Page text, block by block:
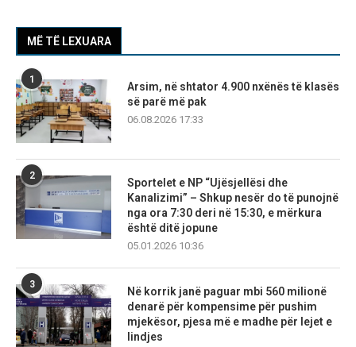
MË TË LEXUARA
1
Arsim, në shtator 4.900 nxënës të klasës
së parë më pak
06.08.2026 17:33
2
Sportelet e NP “Ujësjellësi dhe
Kanalizimi” – Shkup nesër do të punojnë
nga ora 7:30 deri në 15:30, e mërkura
është ditë jopune
05.01.2026 10:36
3
Në korrik janë paguar mbi 560 milionë
denarë për kompensime për pushim
mjekësor, pjesa më e madhe për lejet e
lindjes